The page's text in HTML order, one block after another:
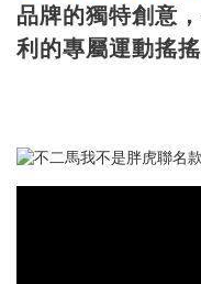
品牌的獨特創意
利的專屬運動搖